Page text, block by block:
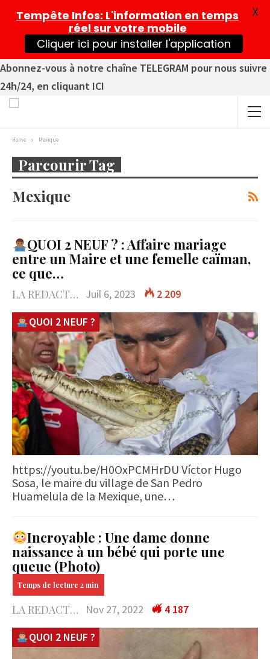
Abonnez-vous à notre chaîne TELEGRAM pour nous suivre
24h/24, en cliquant ICI
Home Mexique
Parcourir Tag
Mexique
QUOI 2 NEUF ? : Affaire mariage
entre un Maire et une femelle caïman,
ce que…
LA REDACTION Juil 6, 2023
2 209
QUOI 2 NEUF ?
https://youtu.be/H0OxPCMHrDU Víctor Hugo
Sosa, le maire du village de San Pedro
Huamelula de la Mexique, une…
Incroyable : Une dame donne
naissance à un bébé qui porte une
queue (Photo)
LA REDACTION Nov 27, 2022
4 187
QUOI 2 NEUF ?
Tempête Infos: L'information en temps
réel sur votre mobile
Cliquer ici pour installer l'application
X